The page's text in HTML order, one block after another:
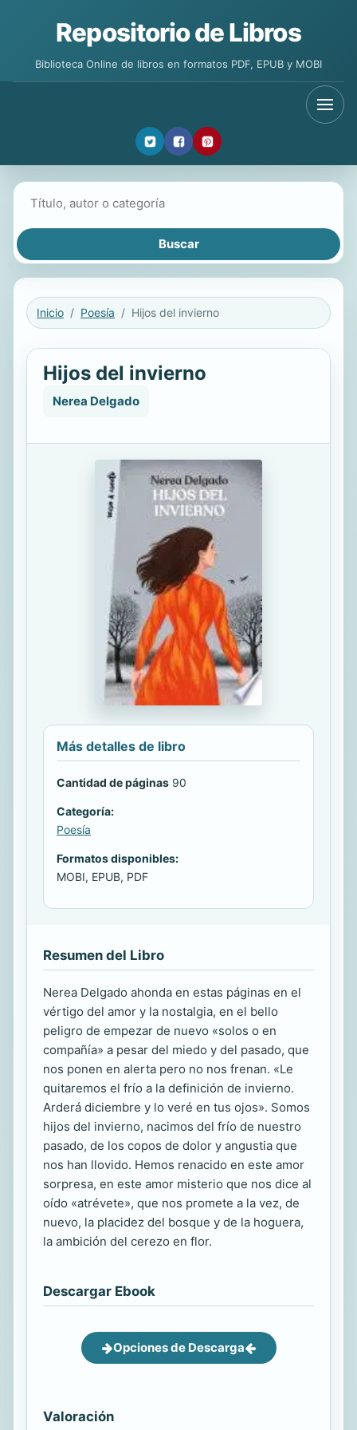
Repositorio de Libros
Biblioteca Online de libros en formatos PDF, EPUB y MOBI
Inicio Poesía Hijos del invierno
Hijos del invierno
Nerea Delgado
Más detalles de libro
Cantidad de páginas 90
Categoría:
Poesía
Formatos disponibles:
MOBI, EPUB, PDF
Resumen del Libro
Nerea Delgado ahonda en estas páginas en el
vértigo del amor y la nostalgia, en el bello
peligro de empezar de nuevo «solos o en
compañía» a pesar del miedo y del pasado, que
nos ponen en alerta pero no nos frenan. «Le
quitaremos el frío a la definición de invierno.
Arderá diciembre y lo veré en tus ojos». Somos
hijos del invierno, nacimos del frío de nuestro
pasado, de los copos de dolor y angustia que
nos han llovido. Hemos renacido en este amor
sorpresa, en este amor misterio que nos dice al
oído «atrévete», que nos promete a la vez, de
nuevo, la placidez del bosque y de la hoguera,
la ambición del cerezo en flor.
Descargar Ebook
Opciones de Descarga
Valoración